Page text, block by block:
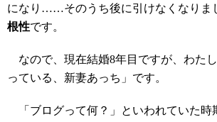
になり……そのうち後に引けなくなりま
根性です。
なので、現在結婚8年目ですが、わたし
っている、新妻あっち」です。
「ブログって何？」といわれていた時